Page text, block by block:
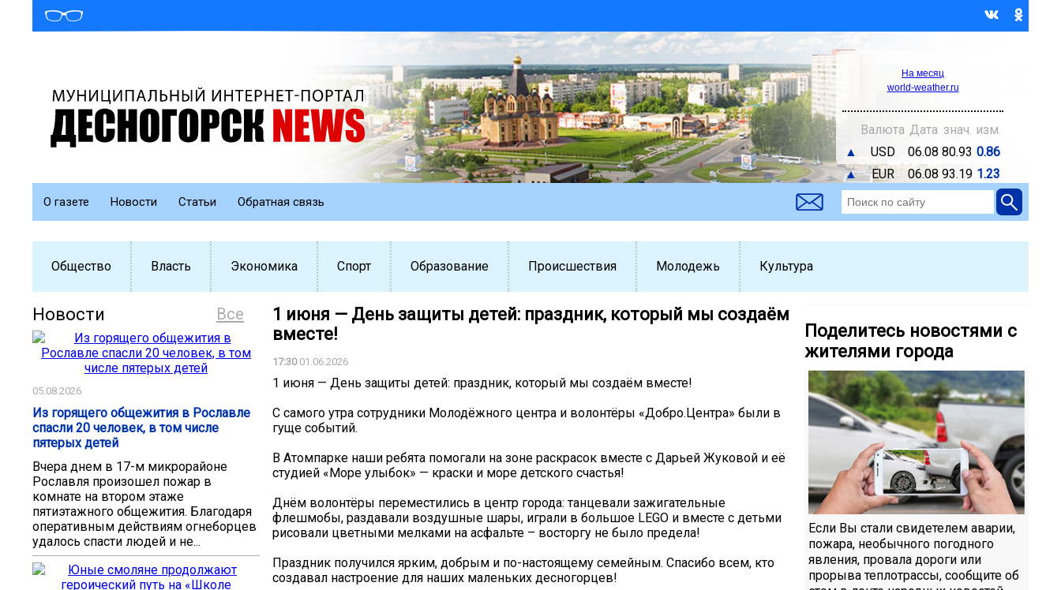
На месяц
world-weather.ru
Валюта Дата знач. изм.
▲
USD 06.08 80.93 0.86
▲
EUR 06.08 93.19 1.23
О газете Новости Статьи Обратная связь
Общество Власть Экономика Спорт Образование Происшествия Молодежь Культура
Все
Новости
05.08.2026
Из горящего общежития в Рославле
спасли 20 человек, в том числе
пятерых детей
Вчера днем в 17-м микрорайоне
Рославля произошел пожар в
комнате на втором этаже
пятиэтажного общежития. Благодаря
оперативным действиям огнеборцев
удалось спасти людей и не...
1 июня — День защиты детей: праздник, который мы создаём
вместе!
17:3001.06.2026
1 июня — День защиты детей: праздник, который мы создаём вместе!
С самого утра сотрудники Молодёжного центра и волонтёры «Добро.Центра» были в
гуще событий.
В Атомпарке наши ребята помогали на зоне раскрасок вместе с Дарьей Жуковой и её
студией «Море улыбок» — краски и море детского счастья!
Днём волонтёры переместились в центр города: танцевали зажигательные
флешмобы, раздавали воздушные шары, играли в большое LEGO и вместе с детьми
рисовали цветными мелками на асфальте – восторгу не было предела! ️
Праздник получился ярким, добрым и по-настоящему семейным. Спасибо всем, кто
создавал настроение для наших маленьких десногорцев!
Поделитесь новостями с
жителями города
Если Вы стали свидетелем аварии,
пожара, необычного погодного
явления, провала дороги или
прорыва теплотрассы, сообщите об